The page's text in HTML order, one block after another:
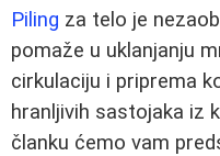
Piling za telo je
pomaže u uklanjanju
cirkulaciju i priprema
hranljivih sastojaka iz
članku ćemo vam